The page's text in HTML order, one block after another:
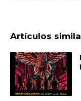
Artículos